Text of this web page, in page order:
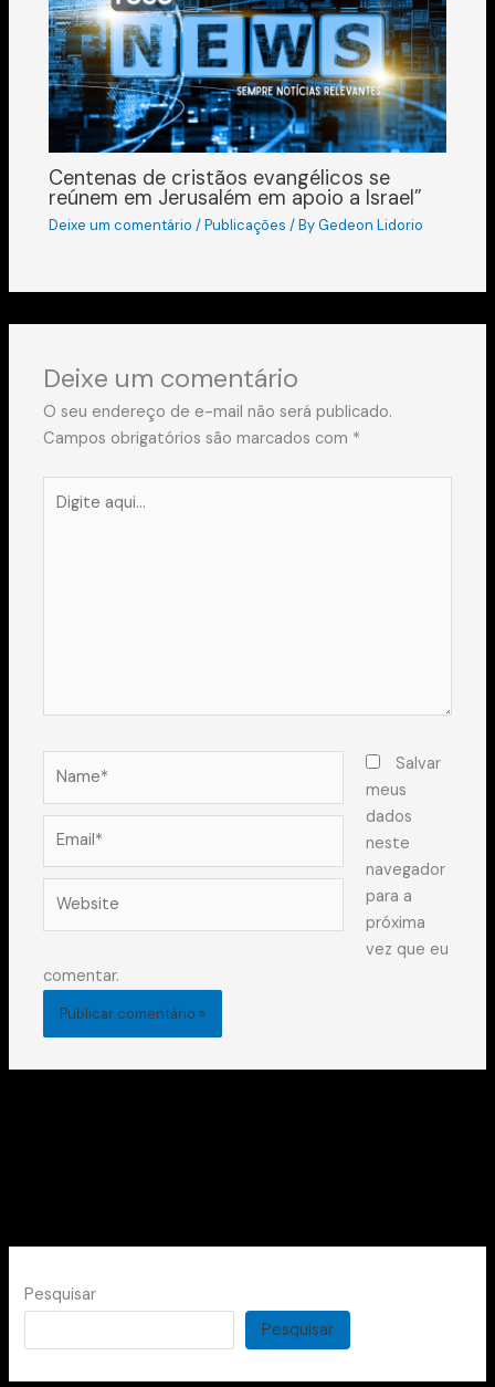
Centenas de cristãos evangélicos se
reúnem em Jerusalém em apoio a Israel”
Deixe um comentário /Publicações / ByGedeon Lidorio
Deixe um comentário
O seu endereço de e-mail não será publicado.
Campos obrigatórios são marcados com *
aqui...
Salvar
meus
dados
neste
navegador
para a
próxima
vez que eu
comentar.
Pesquisar
Pesquisar